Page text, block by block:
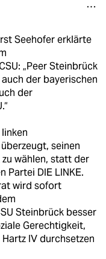
Seehofer erklärte
„Peer Steinbrück
der bayerischen
der
seinen
wählen, statt der
Partei DIE LINKE.
wird sofort
Steinbrück besser
Gerechtigkeit,
IV durchsetzen